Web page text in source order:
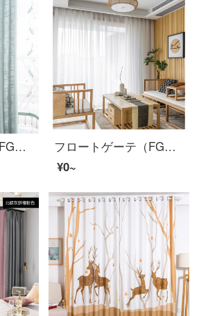
フロートゲーテ（FG）北欧簡約insスタイルの綿麻清新半遮光カーテンリビングルームのベランダの書斎の床に置くカーテンの上に、カーテンを厚くして、青木灰色のカーテンをカスタマイズしました。幅3 m*高さ2.7 m-フック式の一枚です。
フロートゲーテ（FG）シンプルで現代的に厚い北欧テンのカーテンins風リビングルームの書斎のバルコニーの綿毛感が柔らかくて遮光した完成品のカーテンをカスタマイズしました。幅3 m*高さ2.7 m-フック式一枚（高さは短くできます。）
¥0~